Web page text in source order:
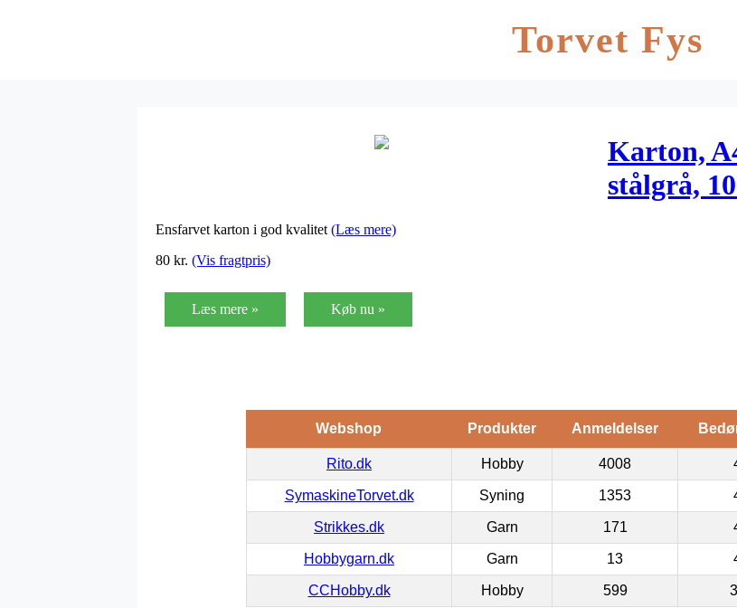
Torvet Fys
Karton,
stålgrå,
Ensfarvet karton i god kvalitet (Læs mere)
80 kr. (Vis fragtpris)
Læs mere » Køb nu »
Webshop Produkter Anmeldelser
Rito.dk Hobby 4008
SymaskineTorvet.dk Syning 1353
Strikkes.dk Garn 171
Hobbygarn.dk Garn 13
CCHobby.dk Hobby 599